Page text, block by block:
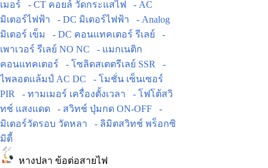
เมอร์
- CT คอยล์ วัดกระแสไฟ
- AC
มิเตอร์ไฟฟ้า
- DC มิเตอร์ไฟฟ้า
- Analog
มิเตอร์ เข็ม
- DC คอนแทคเตอร์ รีเลย์
-
เพาเวอร์ รีเลย์ NO NC
- แมกเนติก
คอนแทคเตอร์
- โซลิดสเตตรีเลย์ SSR
-
ไพลอตแล้มป์ AC DC
- โมชั่น เซ็นเซอร์
PIR
- ทามเมอร์ เครื่องตั้งเวลา
- โฟโต้สวิ
ทช์ แสงแดด
- สวิทช์ ปุ่มกด ON-OFF
-
มิเตอร์วัดรอบ วัดหลา
- ลิมิตสวิทช์ พร็อกซิ
มิตี้
หางปลา ข้อต่อสายไฟ